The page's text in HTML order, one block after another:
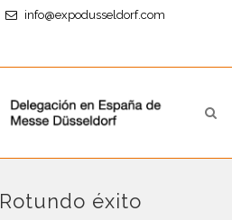
info@expodusseldorf.com
Rotundo éxito